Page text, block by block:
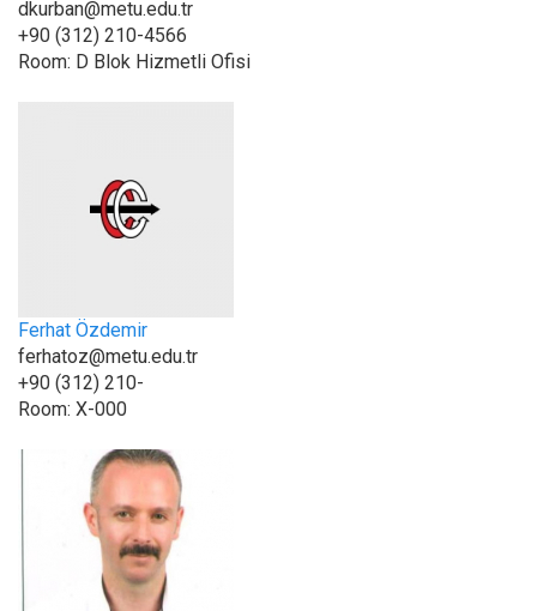
dkurban@metu.edu.tr
+90 (312) 210-4566
Room: D Blok Hizmetli Ofisi
Ferhat Özdemir
ferhatoz@metu.edu.tr
+90 (312) 210-
Room: X-000